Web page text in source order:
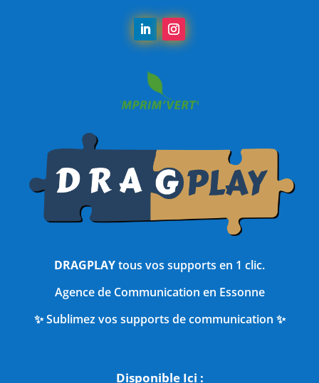
DRAGPLAYtous vos supports en 1 clic.
Agence de Communication en Essonne
✨ Sublimez vos supports de communication ✨
Disponible Ici :